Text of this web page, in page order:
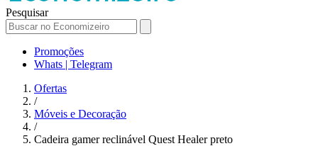
Pesquisar
Promoções
Whats | Telegram
Ofertas
/
Móveis e Decoração
/
Cadeira gamer reclinável Quest Healer preto